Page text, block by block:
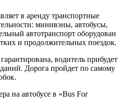
в аренду транспортные
минивэны, автобусы,
автотранспорт оборудован
и продолжительных поездок.
водитель прибудет
Дорога пройдет по самому
на автобусе в «Bus For